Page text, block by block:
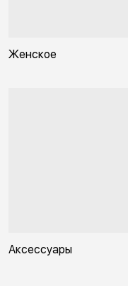
Женское
Аксессуары